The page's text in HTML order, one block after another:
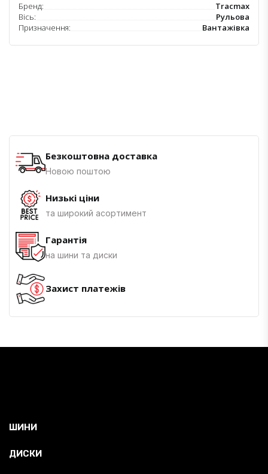
Бренд:
Tracmax
Вісь:
Рульова
Призначення:
Вантажівка
Безкоштовна доставка
Новою поштою
Низькі ціни
та широкий асортимент
Гарантія
на шини та диски
Захист платежів
ШИНИ
ДИСКИ